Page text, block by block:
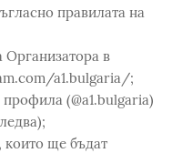
правилата на
в
a1.bulgaria/;
(@a1.bulgaria)
ще бъдат